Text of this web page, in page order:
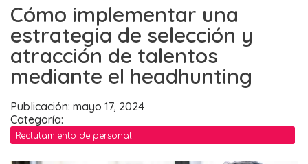
Cómo implementar una
estrategia de selección y
atracción de talentos
mediante el headhunting
Publicación: mayo 17, 2024
Categoría:
Reclutamiento de personal